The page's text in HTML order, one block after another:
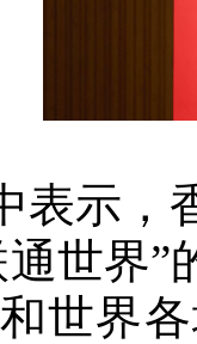
表示，
世界
世界